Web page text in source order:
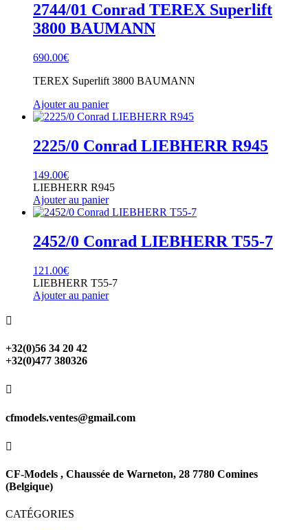
2744/01 Conrad TEREX Superlift
3800 BAUMANN
690.00€
TEREX Superlift 3800 BAUMANN
Ajouter au panier
2225/0 Conrad LIEBHERR R945
149.00€
LIEBHERR R945
Ajouter au panier
2452/0 Conrad LIEBHERR T55-7
121.00€
LIEBHERR T55-7
Ajouter au panier

+32(0)56 34 20 42
+32(0)477 380326

cfmodels.ventes@gmail.com

CF-Models , Chaussée de Warneton, 28 7780 Comines
(Belgique)
CATÉGORIES